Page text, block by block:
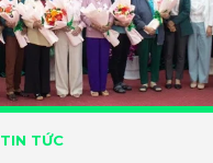
TIN TỨC